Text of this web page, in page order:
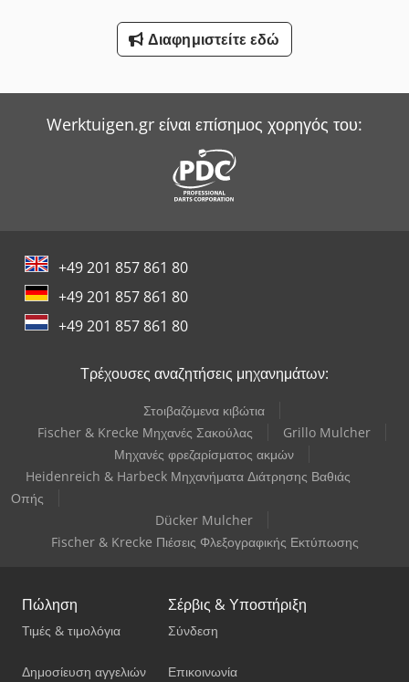
Διαφημιστείτε εδώ
Werktuigen.gr είναι επίσημος χορηγός του:
+49 201 857 861 80
+49 201 857 861 80
+49 201 857 861 80
Τρέχουσες αναζητήσεις μηχανημάτων:
Στοιβαζόμενα κιβώτια
Fischer & Krecke Μηχανές Σακούλας
Grillo Mulcher
Μηχανές φρεζαρίσματος ακμών
Heidenreich & Harbeck Μηχανήματα Διάτρησης Βαθιάς
Οπής
Dücker Mulcher
Fischer & Krecke Πιέσεις Φλεξογραφικής Εκτύπωσης
Πώληση
Τιμές & τιμολόγια
Δημοσίευση αγγελιών
Σέρβις & Υποστήριξη
Σύνδεση
Επικοινωνία